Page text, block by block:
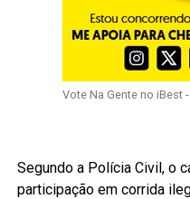
Vote Na Gente no iBest
Segundo a Polícia Civil, o
participação em corrida